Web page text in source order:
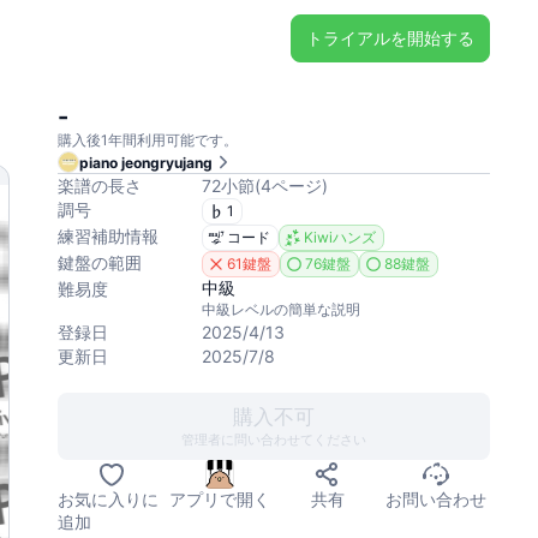
トライアルを開始する
-
購入後1年間利用可能です。
piano jeongryujang
楽譜の長さ 72小節(4ページ)
調号
1
練習補助情報 コード Kiwiハンズ
鍵盤の範囲 61鍵盤 76鍵盤 88鍵盤
難易度 中級
中級レベルの簡単な説明
登録日
2025/4/13
更新日
2025/7/8
購入不可
管理者に問い合わせてください
お気に入りに
追加
アプリで開く 共有 お問い合わせ